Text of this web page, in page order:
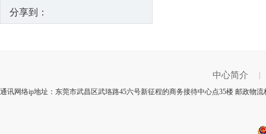
分享到：
中心简介
通讯网络ip地址：东莞市武昌区武珞路45六号新征程的商务接待中心点35楼 邮政物